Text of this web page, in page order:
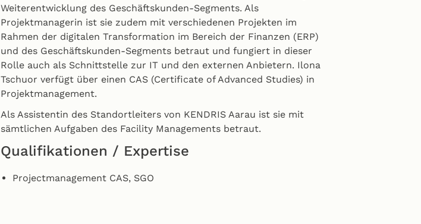
Weiterentwicklung des Geschäftskunden-Segments. Als
Projektmanagerin ist sie zudem mit verschiedenen Projekten im
Rahmen der digitalen Transformation im Bereich der Finanzen (ERP)
und des Geschäftskunden-Segments betraut und fungiert in dieser
Rolle auch als Schnittstelle zur IT und den externen Anbietern. Ilona
Tschuor verfügt über einen CAS (Certificate of Advanced Studies) in
Projektmanagement.
Als Assistentin des Standortleiters von KENDRIS Aarau ist sie mit
sämtlichen Aufgaben des Facility Managements betraut.
Qualifikationen / Expertise
Projectmanagement CAS, SGO